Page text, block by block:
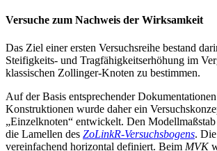
Versuche zum Nachweis der Wirksamkeit
Das Ziel einer ersten Versuchsreihe bestand
Steifigkeits- und Tragfähigkeitserhöhung im
klassischen Zollinger-Knoten zu bestimmen.
Auf der Basis entsprechender
Konstruktionen wurde daher ein
„Einzelknoten“ entwickelt. Den
die Lamellen des ZoLinkR-Versuchsbogens.
vereinfachend horizontal definiert. Beim MVK